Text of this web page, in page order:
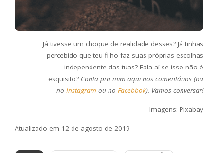
Já tivesse um choque de realidade desses? Já tinhas
percebido que teu filho faz suas próprias escolhas
independente das tuas? Fala aí se isso não é
esquisito? Conta pra mim aqui nos comentários (ou
no Instagram ou no Facebbok). Vamos conversar!
Imagens: Pixabay
Atualizado em 12 de agosto de 2019